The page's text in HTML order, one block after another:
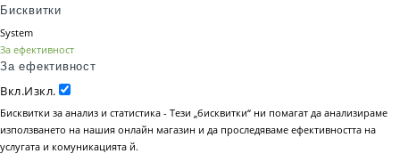
Бисквитки
System
За ефективност
За ефективност
Вкл.Изкл.
Бисквитки за анализ и статистика - Тези „бисквитки“ ни помагат да анализираме
използването на нашия онлайн магазин и да проследяваме ефективността на
услугата и комуникацията й.